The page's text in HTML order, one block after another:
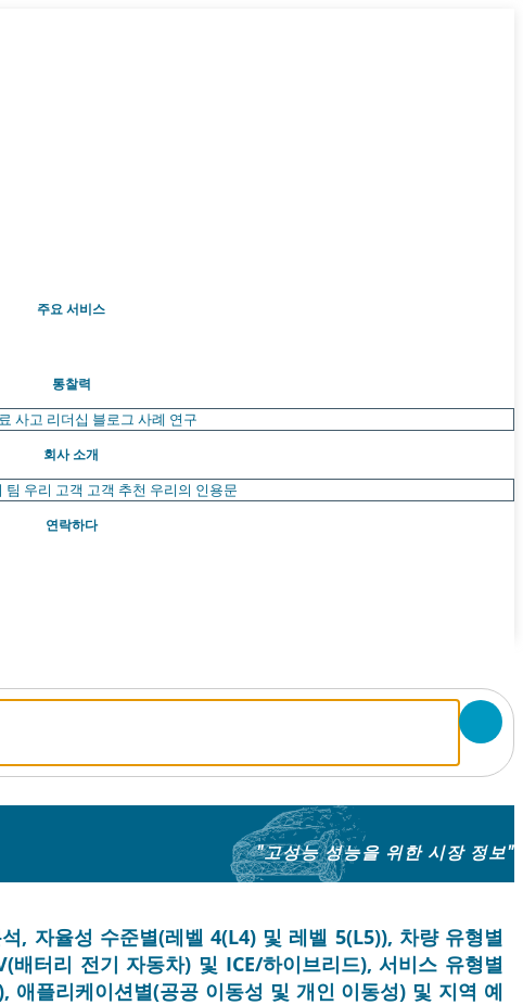
주요 서비스
통찰력
사고 리더십 블로그 사례 연구
회사 소개
팀 우리 고객 고객 추천 우리의 인용문
연락하다
"고성능 성능을 위한 시장 정보"
, 자율성 수준별(레벨 4(L4) 및 레벨 5(L5)), 차량 유형별
터리 전기 자동차) 및 ICE/하이브리드), 서비스 유형별
애플리케이션별(공공 이동성 및 개인 이동성) 및 지역 예